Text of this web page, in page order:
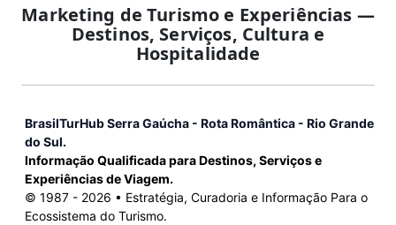
Marketing de Turismo e Experiências —
Destinos, Serviços, Cultura e
Hospitalidade
BrasilTurHub Serra Gaúcha - Rota Romântica - Rio Grande
do Sul.
Informação Qualificada para Destinos, Serviços e
Experiências de Viagem.
© 1987 - 2026 • Estratégia, Curadoria e Informação Para o
Ecossistema do Turismo.